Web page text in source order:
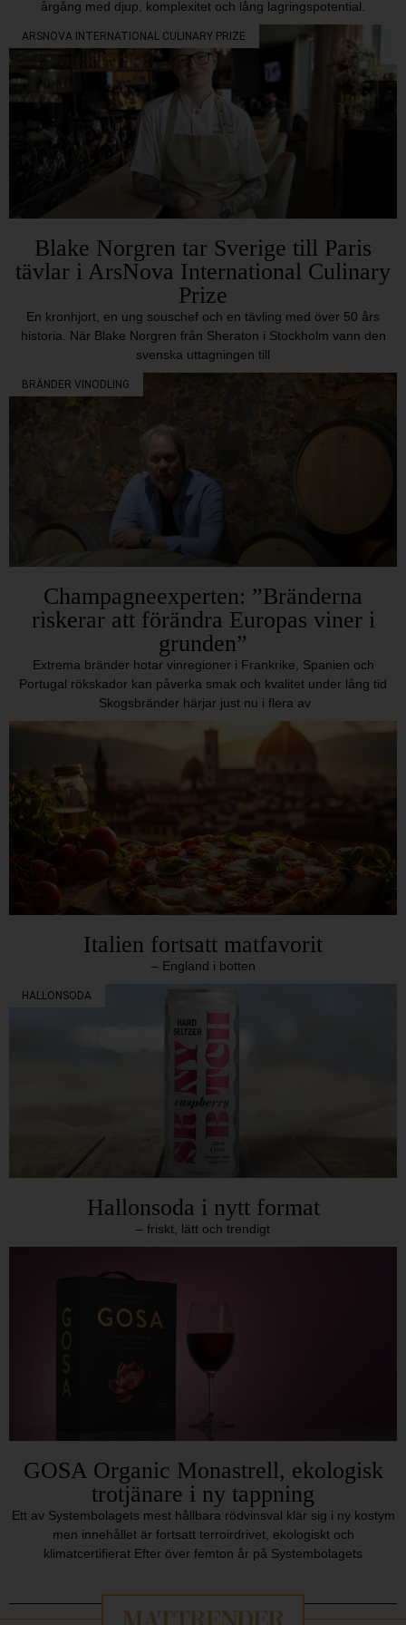
årgång med djup, komplexitet och lång lagringspotential.
ARSNOVA INTERNATIONAL CULINARY PRIZE
Blake Norgren tar Sverige till Paris
tävlar i ArsNova International Culinary
Prize
En kronhjort, en ung souschef och en tävling med över 50 års
historia. När Blake Norgren från Sheraton i Stockholm vann den
svenska uttagningen till
BRÄNDER VINODLING
Champagneexperten: ”Bränderna
riskerar att förändra Europas viner i
grunden”
Extrema bränder hotar vinregioner i Frankrike, Spanien och
Portugal rökskador kan påverka smak och kvalitet under lång tid
Skogsbränder härjar just nu i flera av
Italien fortsatt matfavorit
– England i botten
HALLONSODA
Hallonsoda i nytt format
– friskt, lätt och trendigt
GOSA Organic Monastrell, ekologisk
trotjänare i ny tappning
Ett av Systembolagets mest hållbara rödvinsval klär sig i ny kostym
men innehållet är fortsatt terroirdrivet, ekologiskt och
klimatcertifierat Efter över femton år på Systembolagets